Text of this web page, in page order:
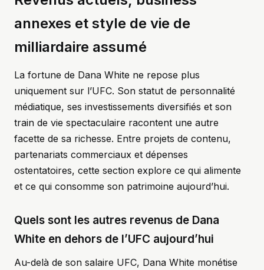
annexes et style de vie de
milliardaire assumé
La fortune de Dana White ne repose plus
uniquement sur l’UFC. Son statut de personnalité
médiatique, ses investissements diversifiés et son
train de vie spectaculaire racontent une autre
facette de sa richesse. Entre projets de contenu,
partenariats commerciaux et dépenses
ostentatoires, cette section explore ce qui alimente
et ce qui consomme son patrimoine aujourd’hui.
Quels sont les autres revenus de Dana
White en dehors de l’UFC aujourd’hui
Au-delà de son salaire UFC, Dana White monétise